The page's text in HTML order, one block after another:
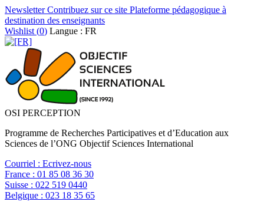
NewsletterContribuez sur ce site Plateforme pédagogique à
destination des enseignants
Wishlist (0) Langue : FR
OSI PERCEPTION
Programme de Recherches Participatives et d’Education aux
Sciences de l’ONG Objectif Sciences International
Courriel : Ecrivez-nous
France : 01 85 08 36 30
Suisse : 022 519 0440
Belgique : 023 18 35 65